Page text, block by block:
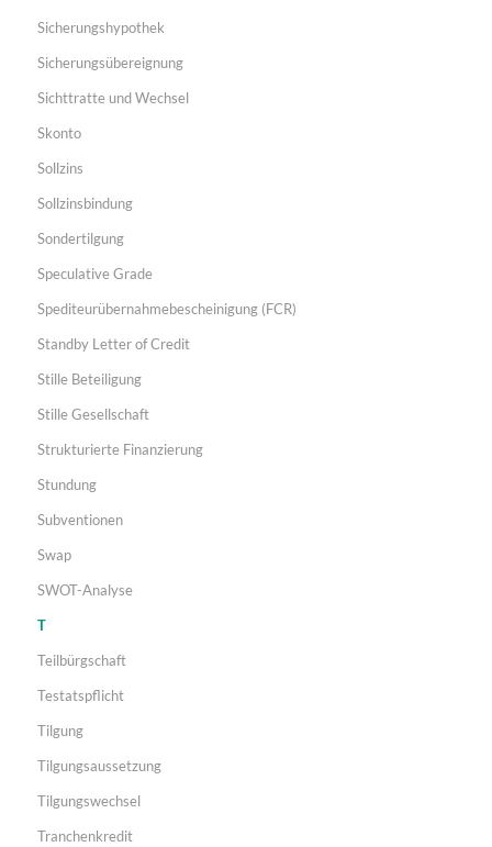
Sicherungshypothek
Sicherungsübereignung
Sichttratte und Wechsel
Skonto
Sollzins
Sollzinsbindung
Sondertilgung
Speculative Grade
Spediteurübernahmebescheinigung (FCR)
Standby Letter of Credit
Stille Beteiligung
Stille Gesellschaft
Strukturierte Finanzierung
Stundung
Subventionen
Swap
SWOT-Analyse
T
Teilbürgschaft
Testatspflicht
Tilgung
Tilgungsaussetzung
Tilgungswechsel
Tranchenkredit